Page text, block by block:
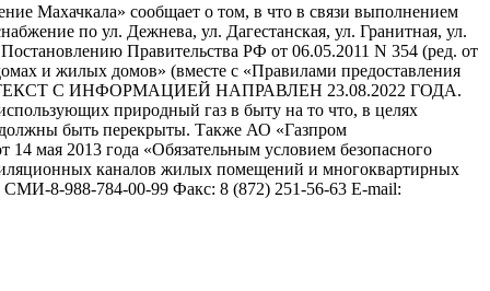
Махачкала» сообщает о том, в что в связи выполнением
по ул. Дежнева, ул. Дагестанская, ул. Гранитная, ул.
Правительства РФ от 06.05.2011 N 354 (ред. от
и жилых домов» (вместе с «Правилами предоставления
ТЕКСТ С ИНФОРМАЦИЕЙ НАПРАВЛЕН 23.08.2022 ГОДА.
природный газ в быту на то что, в целях
должны быть перекрыты. Также АО «Газпром
мая 2013 года «Обязательным условием безопасного
каналов жилых помещений и многоквартирных
988-784-00-99 Факс: 8 (872) 251-56-63 Е-mail: